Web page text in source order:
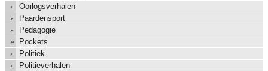
Oorlogsverhalen
Paardensport
Pedagogie
Pockets
Politiek
Politieverhalen